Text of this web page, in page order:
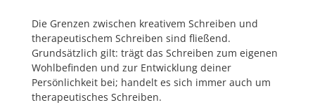
Die Grenzen zwischen kreativem Schreiben und
therapeutischem Schreiben sind fließend.
Grundsätzlich gilt: trägt das Schreiben zum eigenen
Wohlbefinden und zur Entwicklung deiner
Persönlichkeit bei; handelt es sich immer auch um
therapeutisches Schreiben.